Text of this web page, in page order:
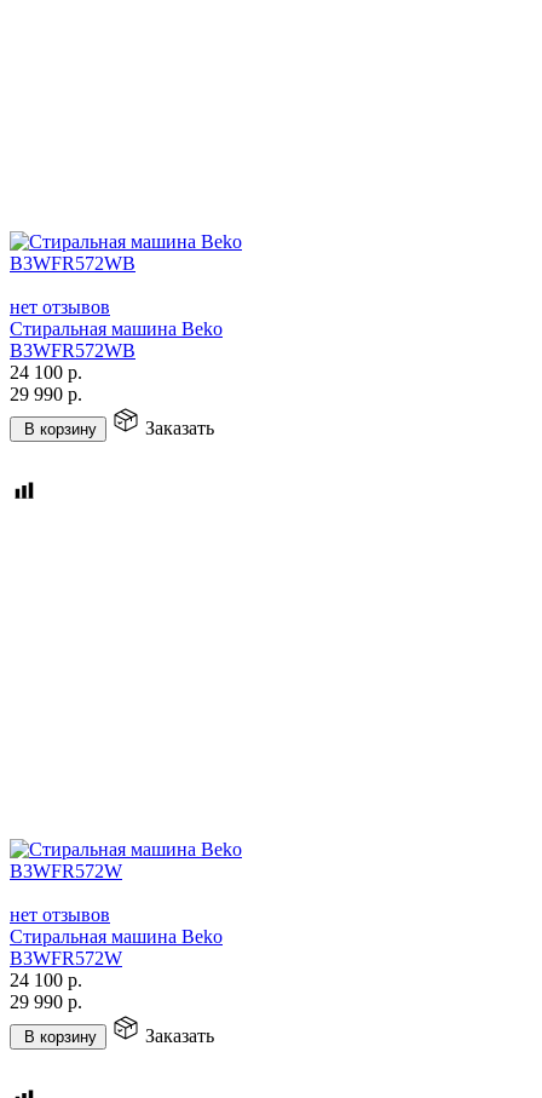
нет отзывов
Стиральная машина Beko
B3WFR572WB
24 100 р.
29 990 р.
В корзину Заказать
нет отзывов
Стиральная машина Beko
B3WFR572W
24 100 р.
29 990 р.
В корзину Заказать